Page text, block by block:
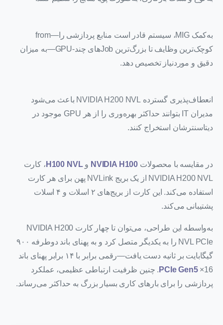
به‌کمک MIG، سیستم قادر است منابع پردازشی را—from
کوچک‌ترین وظایف تا بزرگ‌ترین Jobهای چند-GPU—به میزان
دقیق و موردنیاز تخصیص دهد.
انعطاف‌پذیری گسترده NVIDIA H200 NVL باعث می‌شود
مدیران IT بتوانند حداکثر بهره‌وری را از هر GPU موجود در
دیتاسنترشان استخراج کنند.
در مقایسه با محصولات NVIDIA H100 وH100 NVL ، کارت
NVIDIA H200 NVL از یک بریج NVLink پهن برای هر کارت
استفاده می‌کند. این کارت از بریج‌های ۲ اسلات و ۴ اسلات
پشتیبانی می‌کند.
به‌واسطه این طراحی، می‌توان تا چهار کارت NVIDIA H200
NVL PCIe را به یکدیگر متصل کرد و به پهنای باند دوطرفه ۹۰۰
گیگابایت بر ثانیه دست یافت—رقمی برابر با ۱۴ برابر پهنای باند
PCIe Gen5 ×16. چنین ظرفیت ارتباطی عظیمی، عملکرد
پردازشی را برای بارهای کاری بسیار بزرگ به حداکثر می‌رساند.